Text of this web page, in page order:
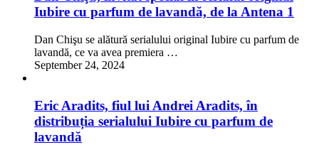
Iubire cu parfum de lavandă, de la Antena 1
Dan Chişu se alătură serialului original Iubire cu parfum de
lavandă, ce va avea premiera …
September 24, 2024
Eric Aradits, fiul lui Andrei Aradits, în
distribuția serialului Iubire cu parfum de
lavandă